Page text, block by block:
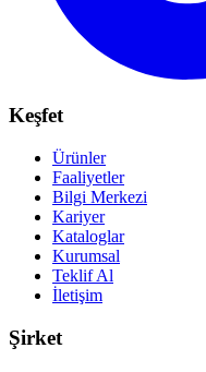
Keşfet
Ürünler
Faaliyetler
Bilgi Merkezi
Kariyer
Kataloglar
Kurumsal
Teklif Al
İletişim
Şirket